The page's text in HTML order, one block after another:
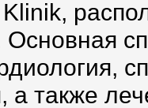
а также